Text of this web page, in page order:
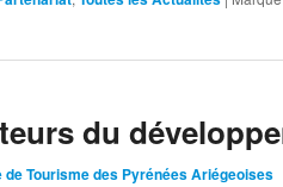
du
de Tourisme des Pyrénées Ariégeoises